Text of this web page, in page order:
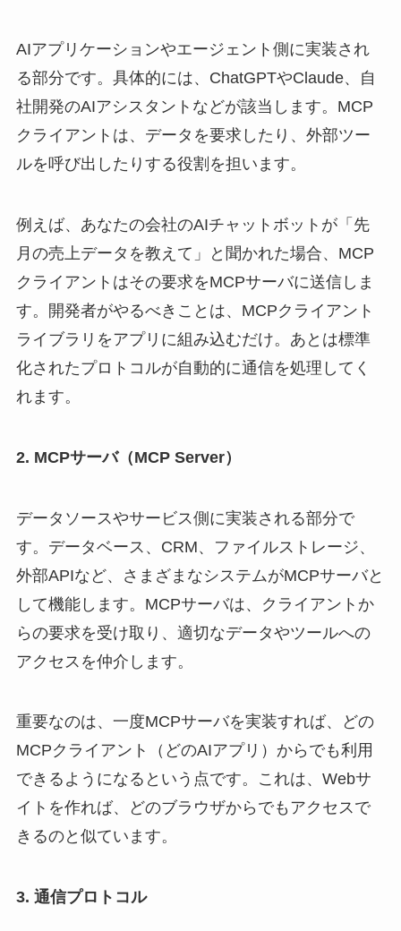
AIアプリケーションやエージェント側に実装され
る部分です。具体的には、ChatGPTやClaude、自
社開発のAIアシスタントなどが該当します。MCP
クライアントは、データを要求したり、外部ツー
ルを呼び出したりする役割を担います。
例えば、あなたの会社のAIチャットボットが「先
月の売上データを教えて」と聞かれた場合、MCP
クライアントはその要求をMCPサーバに送信しま
す。開発者がやるべきことは、MCPクライアント
ライブラリをアプリに組み込むだけ。あとは標準
化されたプロトコルが自動的に通信を処理してく
れます。
2. MCPサーバ（MCP Server）
データソースやサービス側に実装される部分で
す。データベース、CRM、ファイルストレージ、
外部APIなど、さまざまなシステムがMCPサーバと
して機能します。MCPサーバは、クライアントか
らの要求を受け取り、適切なデータやツールへの
アクセスを仲介します。
重要なのは、一度MCPサーバを実装すれば、どの
MCPクライアント（どのAIアプリ）からでも利用
できるようになるという点です。これは、Webサ
イトを作れば、どのブラウザからでもアクセスで
きるのと似ています。
3. 通信プロトコル